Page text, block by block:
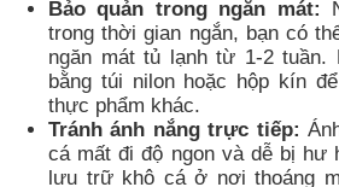
Bảo quản trong ngăn mát:
trong thời gian ngắn, bạn có
ngăn mát tủ lạnh từ 1-2 tuần.
bằng túi nilon hoặc hộp kín
thực phẩm khác.
Tránh ánh nắng trực tiếp:
cá mất đi độ ngon và dễ bị hư
lưu trữ khô cá ở nơi thoáng